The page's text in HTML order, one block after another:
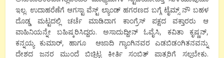
ಇಲ್ಲ. ಉದಾಹರೆಣೆಗೆ ಆಗಸ್ಟಾ ವೆಸ್ಟ್ ಲ್ಯಾಂಡ್ ಹಗರಣದ ಬಗ್ಗೆ ಟೈಮ್ಸ್ ನೌ ಬಹಳ
ದೊಡ್ಡ ಮಟ್ಟದಲ್ಲಿ ಚರ್ಚೆ ಮಾಡಿದಾಗ ಕಾಂಗ್ರೆಸ್ ಪಕ್ಷದ ವಕ್ತಾರರು ಆ
ವಾಹಿನಿಯನ್ನೇ ಬಹಿಷ್ಕರಿಸಿದ್ದರು. ಅಸಾದುದ್ದೀನ್ ಓವೈಸಿ, ಕವಿತಾ ಕೃಷ್ಣನ್,
ಕನ್ನಯ್ಯ ಕುಮಾರ್, ಹಾಗೂ ಆಜಾದಿ ಗ್ಯಾಂಗಿನವರ ಎಡಬಿಡಂಗಿತನವನ್ನು
ದೇಶದ ಜನರ ಮುಂದೆ ಬಿಚ್ಚಿಟ್ಟ ಕೀರ್ತಿ ಸಂಬಿತ್ ಪಾತ್ರರಿಗೆ ಸಲ್ಲಬೇಕು.